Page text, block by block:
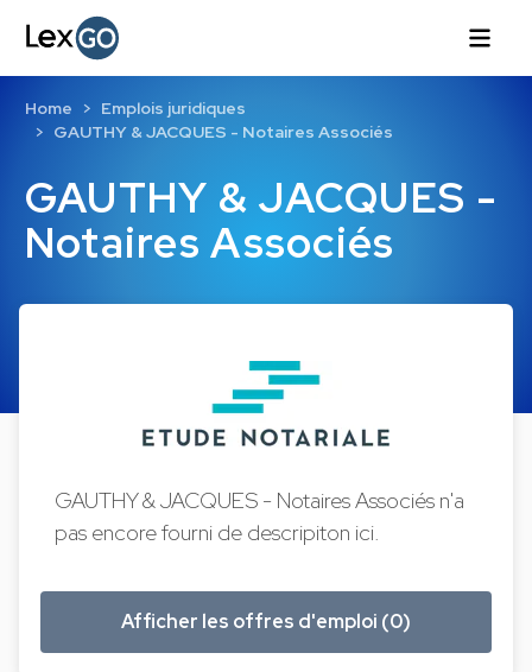
GAUTHY & JACQUES -
Notaires Associés
Home
Emplois juridiques
GAUTHY & JACQUES - Notaires Associés
GAUTHY & JACQUES - Notaires Associés n'a
pas encore fourni de descripiton ici.
Afficher les offres d'emploi (0)